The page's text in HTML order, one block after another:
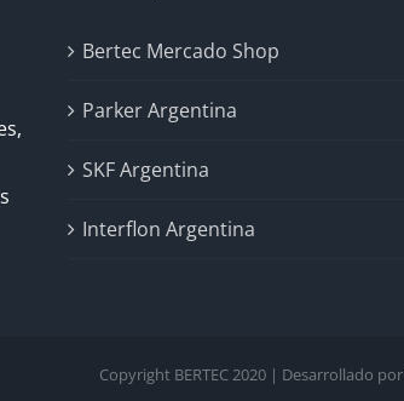
Bertec Mercado Shop
Parker Argentina
SKF Argentina
Interflon Argentina
Copyright BERTEC 2020 | Desarrollado por